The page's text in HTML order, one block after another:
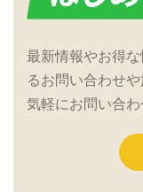
最新情報やお得
るお問い合わせ
気軽にお問い合わ